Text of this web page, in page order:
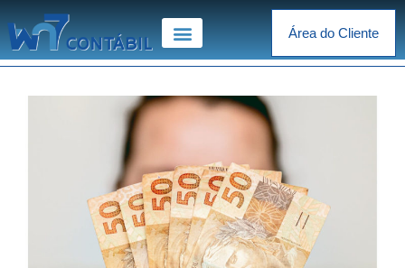
Área do Cliente